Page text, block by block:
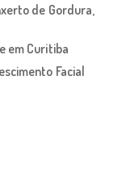
de Gordura,
em Curitiba
Facial